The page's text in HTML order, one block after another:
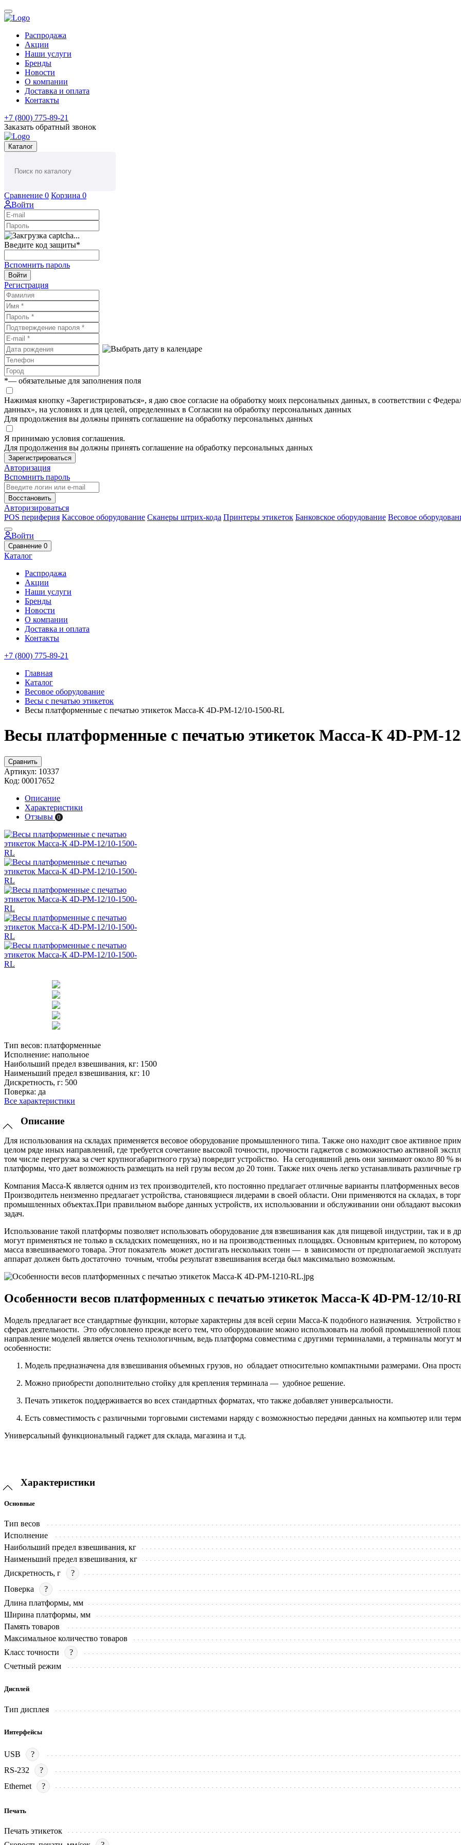
Распродажа
Акции
Наши услуги
Бренды
Новости
О компании
Доставка и оплата
Контакты
+7 (800) 775-89-21
Заказать обратный звонок
Каталог
Сравнение 0 Корзина 0
Войти
Введите код защиты*
Вспомнить пароль
Войти
Регистрация
*— обязательные для заполнения поля
Нажимая кнопку «Зарегистрироваться», я даю свое согласие на обработку моих персональных данных, в соответствии с
данных», на условиях и для целей, определенных в Согласии на обработку персональных данных
Для продолжения вы должны принять соглашение на обработку персональных данных
Я принимаю условия соглашения.
Для продолжения вы должны принять соглашение на обработку персональных данных
Зарегистрироваться
Авторизация
Вспомнить пароль
Восстановить
Авторизироваться
POS периферия Кассовое оборудование Сканеры штрих-кода Принтеры этикеток Банковское оборудование Весовое
Войти
Сравнение 0
Каталог
Распродажа
Акции
Наши услуги
Бренды
Новости
О компании
Доставка и оплата
Контакты
+7 (800) 775-89-21
Главная
Каталог
Весовое оборудование
Весы с печатью этикеток
Весы платформенные с печатью этикеток Масса-К 4D-PM-12/10-1500-RL
Весы платформенные с печатью этикеток Масса-К 4D-PM-
Сравнить
Артикул: 10337
Код: 00017652
Описание
Характеристики
Отзывы 0
Тип весов: платформенные
Исполнение: напольное
Наибольший предел взвешивания, кг: 1500
Наименьший предел взвешивания, кг: 10
Дискретность, г: 500
Поверка: да
Все характеристики
Описание
Для использования на складах применяется весовое оборудование промышленного типа. Также оно находит свое активное
целом ряде иных направлений, где требуется сочетание высокой точности, прочности гаджетов с возможностью активной
том числе перегрузка за счет крупногабаритного груза) повредит устройство. На сегодняшний день они занимают около 80
платформы, что дает возможность размещать на ней грузы весом до 20 тонн. Также них очень легко устанавливать различные
Компания Масса-К является одним из тех производителей, кто постоянно предлагает отличные варианты платформенных
Производитель неизменно предлагает устройства, становящиеся лидерами в своей области. Они применяются на складах, в
промышленных объектах.При правильном выборе данных устройств, их использовании и обслуживании они обладают
задач.
Использование такой платформы позволяет использовать оборудование для взвешивания как для пищевой индустрии, так и в
могут применяться не только в складских помещениях, но и на производственных площадях. Основным критерием, по
масса взвешиваемого товара. Этот показатель может достигать нескольких тонн — в зависимости от предполагаемой
аппарат должен быть достаточно точным, чтобы результат взвешивания всегда был максимально возможным.
Особенности весов платформенных с печатью этикеток Масса-К 4D-PM-12/10-
Модель предлагает все стандартные функции, которые характерны для всей серии Масса-К подобного назначения.
сферах деятельности. Это обусловлено прежде всего тем, что оборудование можно использовать на любой промышленной
направление моделей является очень технологичным, ведь платформа совместима с другими терминалами, а терминалы
особенности:
Модель предназначена для взвешивания объемных грузов, но обладает относительно компактными размерами. Она
Можно приобрести дополнительно стойку для крепления терминала — удобное решение.
Печать этикеток поддерживается во всех стандартных форматах, что также добавляет универсальности.
Есть совместимость с различными торговыми системами наряду с возможностью передачи данных на компьютер или
Универсальный функциональный гаджет для склада, магазина и т.д.
Характеристики
Основные
Тип весов
Исполнение
Наибольший предел взвешивания, кг
Наименьший предел взвешивания, кг
Дискретность, г
?
Поверка
?
Длина платформы, мм
Ширина платформы, мм
Память товаров
Максимальное количество товаров
Класс точности
?
Счетный режим
Дисплей
Тип дисплея
Интерфейсы
USB
?
RS-232
?
Ethernet
?
Печать
Печать этикеток